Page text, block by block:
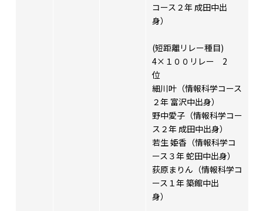
コース２年 成田中出
身）
(短距離リレー種目)
4×１００リレー 2
位
細川叶（情報科学コース
２年 富沢中出身）
野中愛子（情報科学コー
ス２年 成田中出身）
若生 姫香（情報科学コ
ース３年 蛇田中出身）
荻原まりん（情報科学コ
ース１年 築館中出
身）